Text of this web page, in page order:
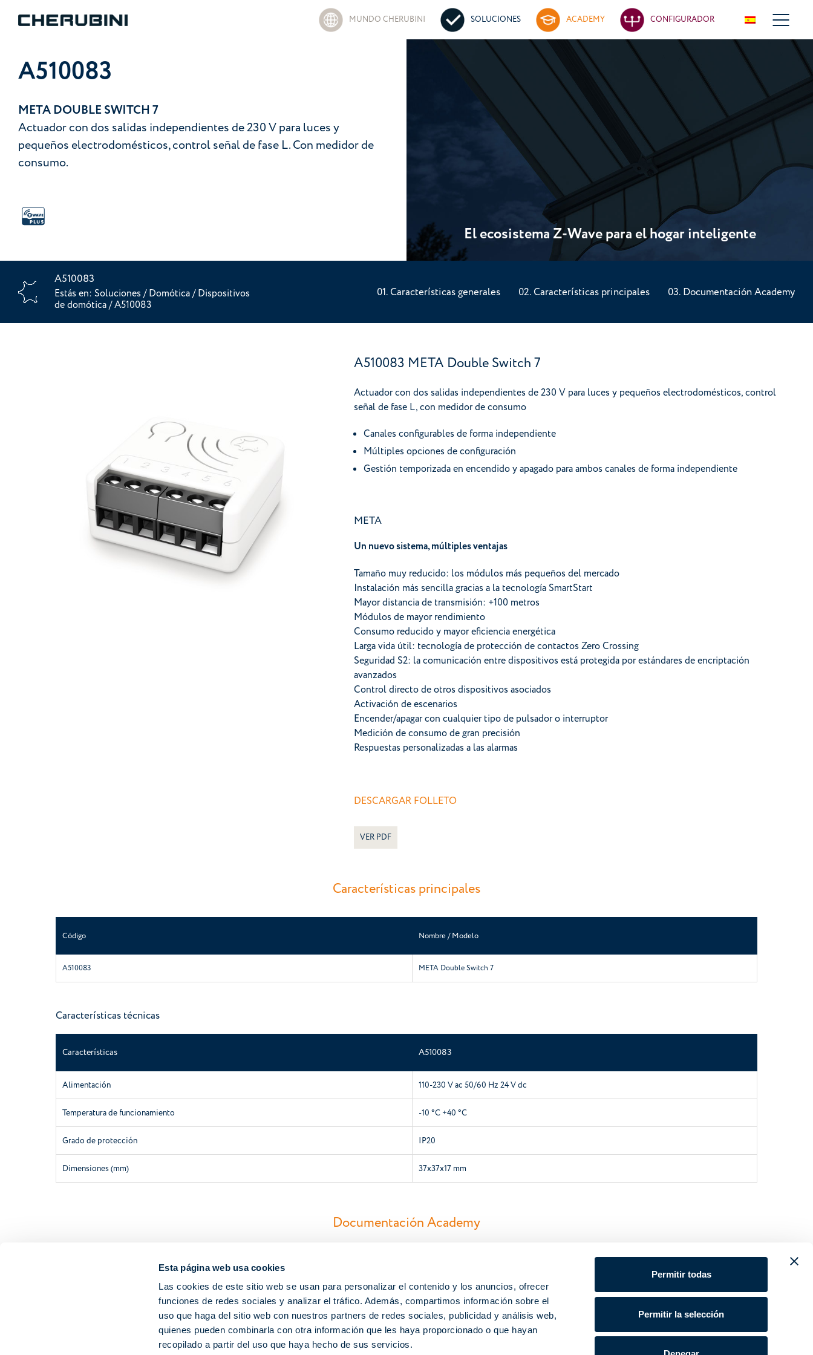
Esta página web usa cookies
Las cookies de este sitio web se usan para personalizar el contenido y los anuncios, ofrecer
funciones de redes sociales y analizar el tráfico. Además, compartimos información sobre el
uso que haga del sitio web con nuestros partners de redes sociales, publicidad y análisis web,
quienes pueden combinarla con otra información que les haya proporcionado o que hayan
recopilado a partir del uso que haya hecho de sus servicios.
Permitir todas
Permitir la selección
MUNDO CHERUBINI SOLUCIONES ACADEMY CONFIGURADOR
A510083
META DOUBLE SWITCH 7
Actuador con dos salidas independientes de 230 V para luces y
pequeños electrodomésticos, control señal de fase L. Con medidor de
consumo.
El ecosistema Z-Wave para el hogar inteligente
A510083
Estás en: Soluciones/ Domótica/ Dispositivos
de domótica/A510083
Características generales Características principales Documentación Academy
A510083 META Double Switch 7
Actuador con dos salidas independientes de 230 V para luces y pequeños electrodomésticos, control
señal de fase L, con medidor de consumo
Canales configurables de forma independiente
Múltiples opciones de configuración
Gestión temporizada en encendido y apagado para ambos canales de forma independiente
META
Un nuevo sistema, múltiples ventajas
Tamaño muy reducido: los módulos más pequeños del mercado
Instalación más sencilla gracias a la tecnología SmartStart
Mayor distancia de transmisión: +100 metros
Módulos de mayor rendimiento
Consumo reducido y mayor eficiencia energética
Larga vida útil: tecnología de protección de contactos Zero Crossing
Seguridad S2: la comunicación entre dispositivos está protegida por estándares de encriptación
avanzados
Control directo de otros dispositivos asociados
Activación de escenarios
Encender/apagar con cualquier tipo de pulsador o interruptor
Medición de consumo de gran precisión
Respuestas personalizadas a las alarmas
DESCARGAR FOLLETO
VER PDF
Características principales
Código Nombre / Modelo
A510083 META Double Switch 7
Características técnicas
Características A510083
Alimentación 110-230 V ac 50/60 Hz 24 V dc
Temperatura de funcionamiento -10 °C +40 °C
Grado de protección IP20
Dimensiones (mm) 37x37x17 mm
Documentación Academy
Manual de instrucciones
Folletos